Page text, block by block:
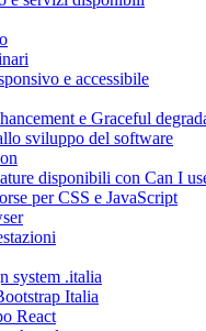
e accessibile
e Graceful
sviluppo del software
disponibili con Can I
per CSS e JavaScript
system .italia
Italia
React